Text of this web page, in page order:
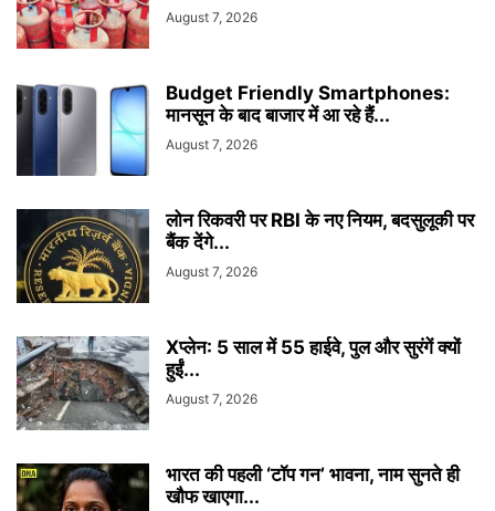
August 7, 2026
Budget Friendly Smartphones:
मानसून के बाद बाजार में आ रहे हैं...
August 7, 2026
लोन रिकवरी पर RBI के नए नियम, बदसुलूकी पर
बैंक देंगे...
August 7, 2026
Xप्लेन: 5 साल में 55 हाईवे, पुल और सुरंगें क्यों
हुईं...
August 7, 2026
भारत की पहली ‘टॉप गन’ भावना, नाम सुनते ही
खौफ खाएगा...